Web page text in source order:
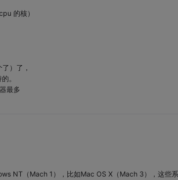
的核）
）了，
。
最多
NT（Mach 1），比如Mac OS X（Mach 3），这些